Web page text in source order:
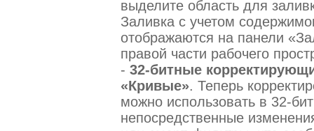
выделите область для
Заливка с учетом
отображаются на панели
правой части рабочего
- 32-битные
«Кривые». Теперь
можно использовать в 32-
непосредственные